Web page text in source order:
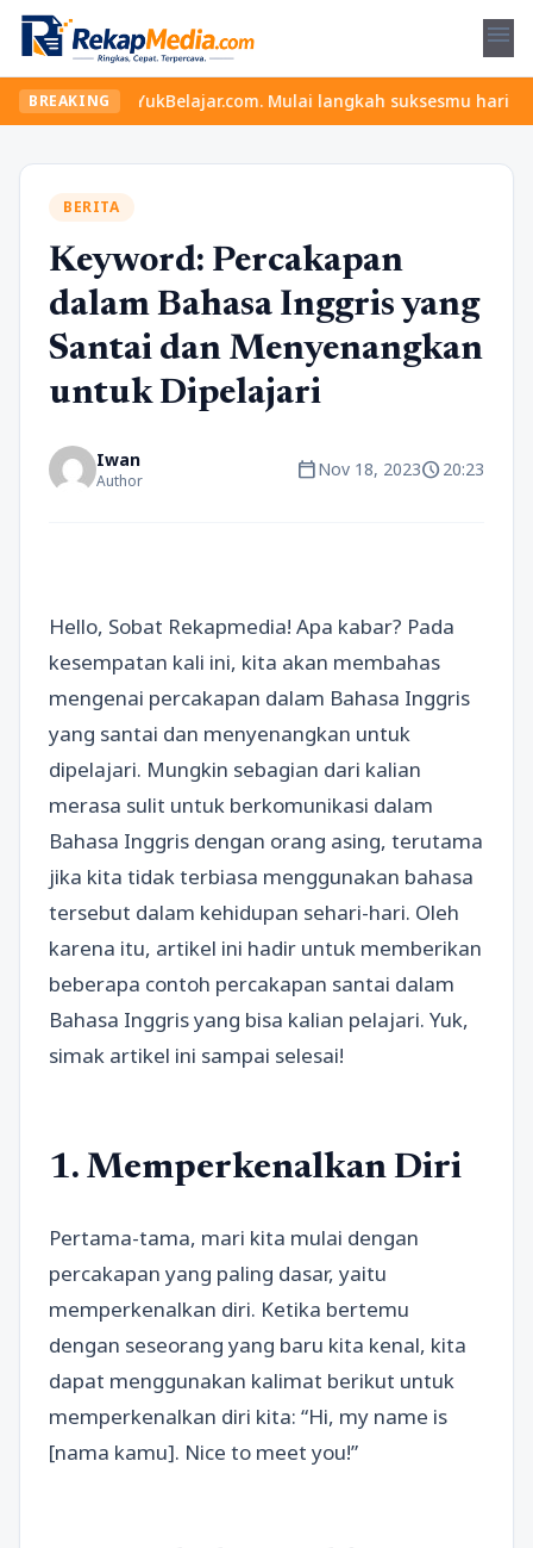
menu
BREAKING Mulai langkah suksesmu hari ini! • Mau
BERITA
Keyword: Percakapan
dalam Bahasa Inggris yang
Santai dan Menyenangkan
untuk Dipelajari
Iwan
Author calendar_todayNov 18, 2023schedule20:23
Hello, Sobat Rekapmedia! Apa kabar? Pada
kesempatan kali ini, kita akan membahas
mengenai percakapan dalam Bahasa Inggris
yang santai dan menyenangkan untuk
dipelajari. Mungkin sebagian dari kalian
merasa sulit untuk berkomunikasi dalam
Bahasa Inggris dengan orang asing, terutama
jika kita tidak terbiasa menggunakan bahasa
tersebut dalam kehidupan sehari-hari. Oleh
karena itu, artikel ini hadir untuk memberikan
beberapa contoh percakapan santai dalam
Bahasa Inggris yang bisa kalian pelajari. Yuk,
simak artikel ini sampai selesai!
1. Memperkenalkan Diri
Pertama-tama, mari kita mulai dengan
percakapan yang paling dasar, yaitu
memperkenalkan diri. Ketika bertemu
dengan seseorang yang baru kita kenal, kita
dapat menggunakan kalimat berikut untuk
memperkenalkan diri kita: “Hi, my name is
[nama kamu]. Nice to meet you!”